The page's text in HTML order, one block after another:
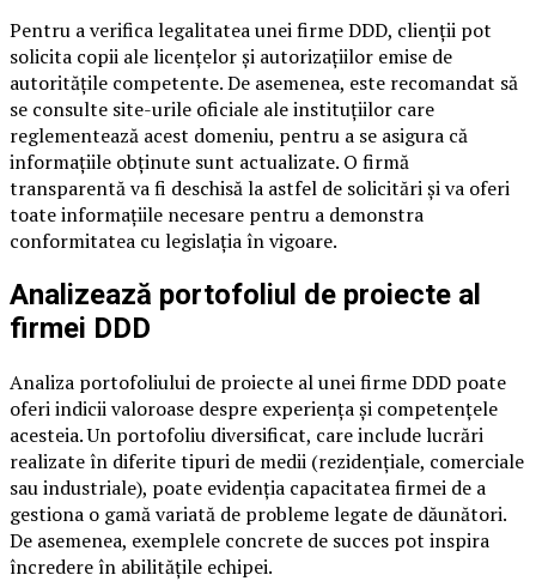
Pentru a verifica legalitatea unei firme DDD, clienții pot
solicita copii ale licențelor și autorizațiilor emise de
autoritățile competente. De asemenea, este recomandat să
se consulte site-urile oficiale ale instituțiilor care
reglementează acest domeniu, pentru a se asigura că
informațiile obținute sunt actualizate. O firmă
transparentă va fi deschisă la astfel de solicitări și va oferi
toate informațiile necesare pentru a demonstra
conformitatea cu legislația în vigoare.
Analizează portofoliul de proiecte al
firmei DDD
Analiza portofoliului de proiecte al unei firme DDD poate
oferi indicii valoroase despre experiența și competențele
acesteia. Un portofoliu diversificat, care include lucrări
realizate în diferite tipuri de medii (rezidențiale, comerciale
sau industriale), poate evidenția capacitatea firmei de a
gestiona o gamă variată de probleme legate de dăunători.
De asemenea, exemplele concrete de succes pot inspira
încredere în abilitățile echipei.